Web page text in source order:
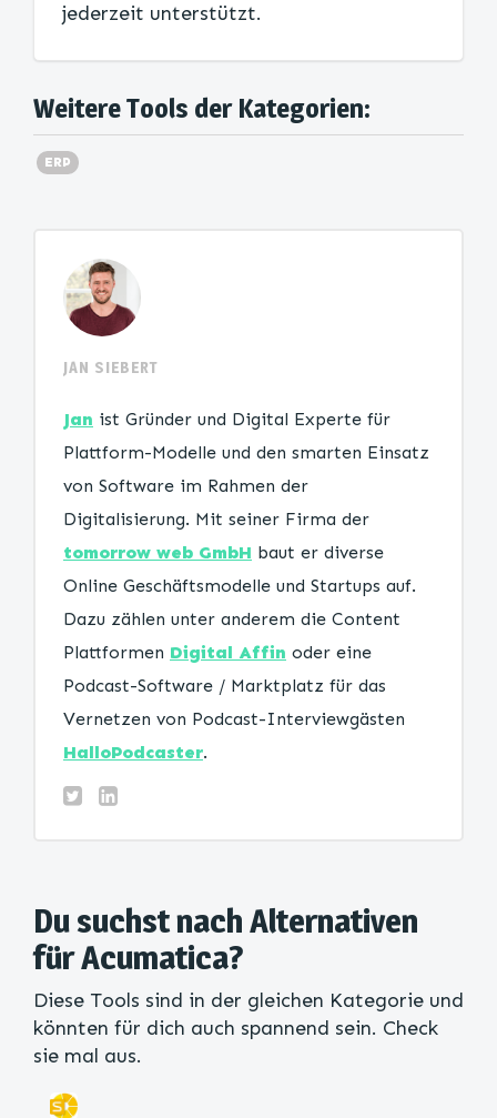
jederzeit unterstützt.
Weitere Tools der Kategorien:
ERP
JAN SIEBERT
Jan ist Gründer und Digital Experte für
Plattform-Modelle und den smarten Einsatz
von Software im Rahmen der
Digitalisierung. Mit seiner Firma der
tomorrow web GmbH baut er diverse
Online Geschäftsmodelle und Startups auf.
Dazu zählen unter anderem die Content
Plattformen Digital Affin oder eine
Podcast-Software / Marktplatz für das
Vernetzen von Podcast-Interviewgästen
HalloPodcaster.
Du suchst nach Alternativen
für Acumatica?
Diese Tools sind in der gleichen Kategorie und
könnten für dich auch spannend sein. Check
sie mal aus.